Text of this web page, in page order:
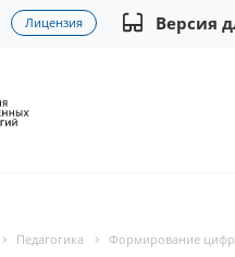
Лицензия Версия
Педагогика Формирование